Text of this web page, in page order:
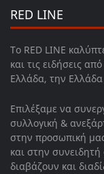
RED LINE
Το RED LINE
και τις ειδήσεις
Ελλάδα, την
Επιλέξαμε να
συλλογική &
στην προσωπική
και στην
διαβάζουν και